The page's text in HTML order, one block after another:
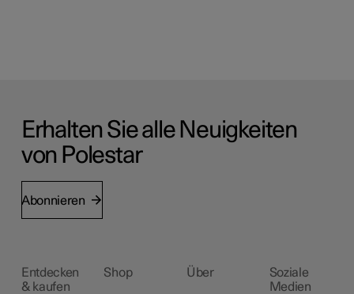
Erhalten Sie alle Neuigkeiten
von Polestar
Abonnieren
Entdecken
& kaufen
Shop Über
Soziale
Medien